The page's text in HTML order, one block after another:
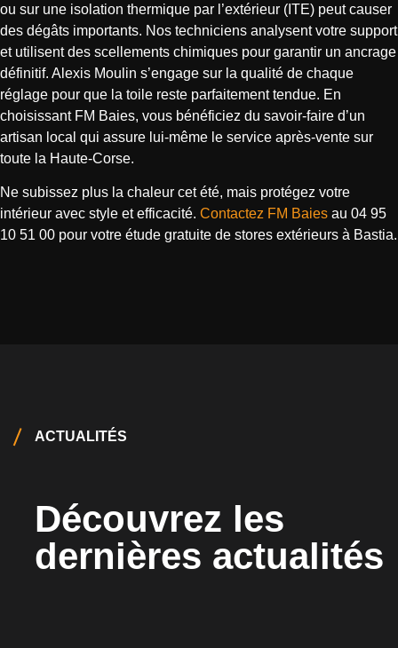
ou sur une isolation thermique par l’extérieur (ITE) peut causer
des dégâts importants. Nos techniciens analysent votre support
et utilisent des scellements chimiques pour garantir un ancrage
définitif. Alexis Moulin s’engage sur la qualité de chaque
réglage pour que la toile reste parfaitement tendue. En
choisissant FM Baies, vous bénéficiez du savoir-faire d’un
artisan local qui assure lui-même le service après-vente sur
toute la Haute-Corse.
Ne subissez plus la chaleur cet été, mais protégez votre
intérieur avec style et efficacité. Contactez FM Baies au 04 95
10 51 00 pour votre étude gratuite de stores extérieurs à Bastia.
ACTUALITÉS
Découvrez les
dernières actualités